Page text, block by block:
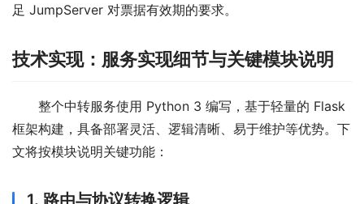
足 JumpServer 对票据有效期的要求。
技术实现：服务实现细节与关键模块说明
整个中转服务使用 Python 3 编写，基于轻量的 Flask
框架构建，具备部署灵活、逻辑清晰、易于维护等优势。下
文将按模块说明关键功能：
1. 路由与协议转换逻辑